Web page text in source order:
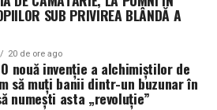
și investiții
patru milioane de euro
o zonă
mai sigură
SUB PRIVIREA BLÂNDĂ A
20 de ore ago
nouă invenție a alchimiștilor de
să muți banii dintr-un buzunar în
numești asta „revoluție”